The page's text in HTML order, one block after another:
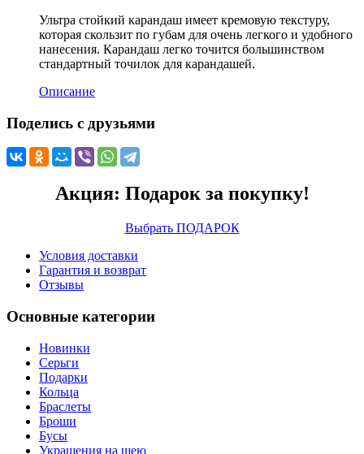
Ультра стойкий карандаш имеет кремовую текстуру,
которая скользит по губам для очень легкого и удобного
нанесения. Карандаш легко точится большинством
стандартный точилок для карандашей.
Описание
Поделись с друзьями
Акция: Подарок за покупку!
Выбрать ПОДАРОК
Условия доставки
Гарантия и возврат
Отзывы
Основные категории
Новинки
Серьги
Подарки
Кольца
Браслеты
Броши
Бусы
Украшения на шею